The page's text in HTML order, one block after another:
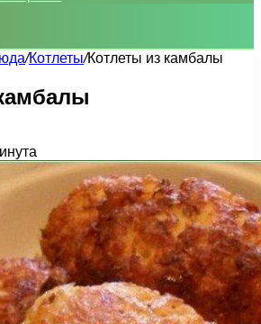
/Котлеты/Котлеты из камбалы